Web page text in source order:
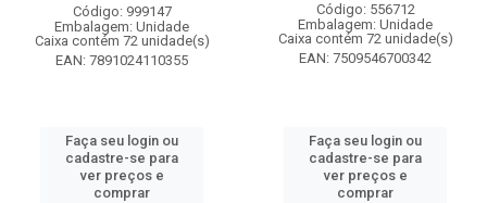
Código: 999147
Embalagem: Unidade
Caixa contém 72 unidade(s)
EAN: 7891024110355
Faça seu login ou
cadastre-se para
ver preços e
comprar
Código: 556712
Embalagem: Unidade
Caixa contém 72 unidade(s)
EAN: 7509546700342
Faça seu login ou
cadastre-se para
ver preços e
comprar